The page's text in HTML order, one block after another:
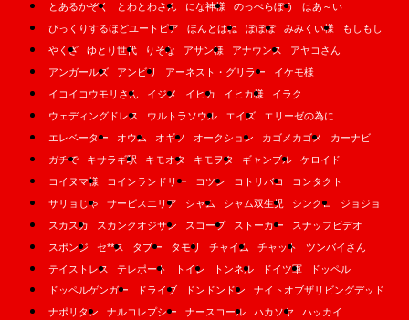
とあるかぞく
とわとわさん にな神様 のっぺらぼう
はあ～い
びっくりするほどユートピア
ほんとはね ぽぽぽ みみくい様
もしもし
やくざ
ゆとり世代 りそな アサン様 アナウンス
アヤコさん
アンガールズ
アンビリ アーネスト・グリラー
イケモ様
イコイコウモリさん
イジメ イヒカ イヒカ様
イラク
ウェディングドレス
ウルトラソウル エイズ
エリーゼの為に
エレベーター
オウム オギソ オークション カゴメカゴメ
カーナビ
ガチで
キサラギ駅 キモオタ キモヲタ ギャンブル
ケロイド
コイヌマ様
コインランドリー コツン コトリバコ
コンタクト
サリョじゃ
サービスエリア シャム シャム双生児 シンクロ
ジョジョ
スカスカ
スカンクオジサン スコープ ストーカー
スナッフビデオ
スポンジ
セ**ス タブー タモリ チャイム チャット
ツンバイさん
テイストレス
テレポート トイレ トンネル ドイツ軍
ドッペル
ドッペルゲンガー
ドライブ ドンドンドン
ナイトオブザリビングデッド
ナポリタン
ナルコレプシー ナースコール ハカソヤ
ハッカイ